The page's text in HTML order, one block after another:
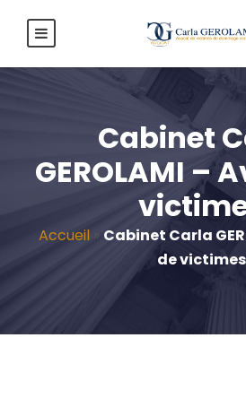
Cabinet
GEROLAMI –
Accueil» Cabinet Carla
de victimes